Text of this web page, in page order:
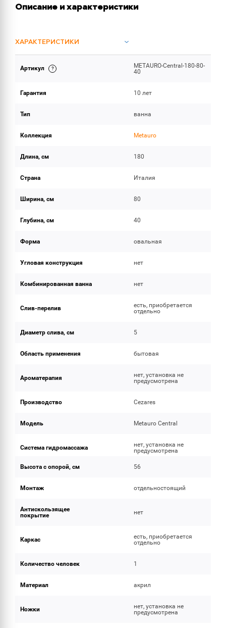
Описание и характеристики
ХАРАКТЕРИСТИКИ
ОБЪЕМ ПОСТАВКИ
Артикул
METAURO-Central-180-80-
40
Гарантия 10 лет
Тип ванна
Коллекция Metauro
Длина, см 180
Страна Италия
Ширина, см 80
Глубина, см 40
Форма овальная
Угловая конструкция нет
Комбинированная ванна нет
Слив-перелив
есть, приобретается
отдельно
Диаметр слива, см 5
Область применения бытовая
Ароматерапия
нет, установка не
предусмотрена
Производство Cezares
Модель Metauro Central
Система гидромассажа
нет, установка не
предусмотрена
Высота с опорой, см 56
Монтаж отдельностоящий
Антискользящее
покрытие
нет
Каркас
есть, приобретается
отдельно
Количество человек 1
Материал акрил
Ножки
нет, установка не
предусмотрена